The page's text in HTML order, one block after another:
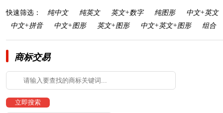
快速筛选： 纯中文 纯英文 英文+数字 纯图形
中文+英文
中文+拼音
中文+图形 英文+图形 中文+英文+图形 组合
商标交易